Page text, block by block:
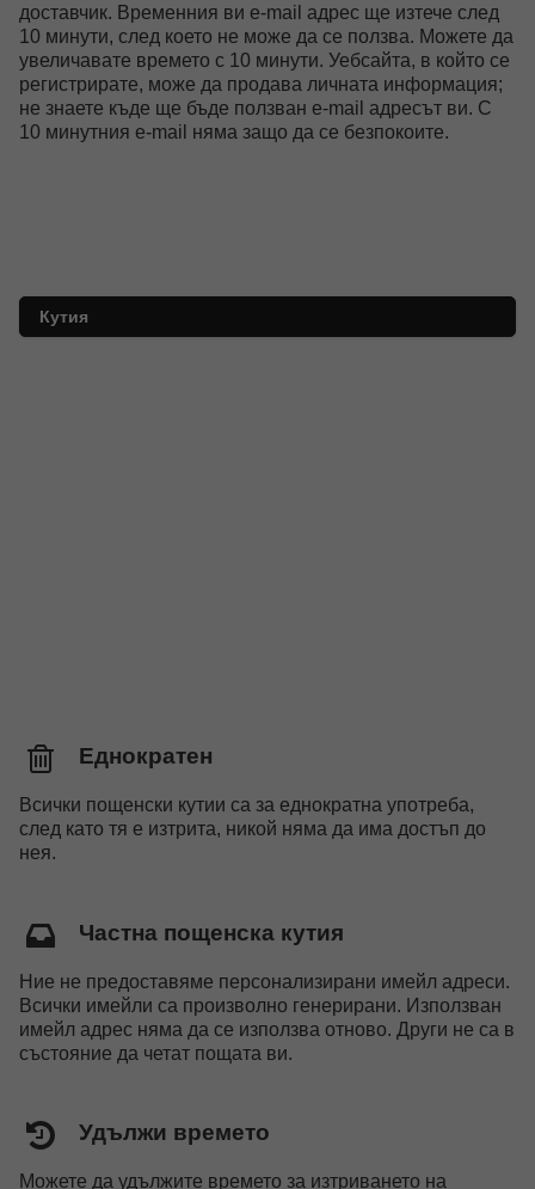
доставчик. Временния ви e-mail адрес ще изтече след
10 минути, след което не може да се ползва. Можете да
увеличавате времето с 10 минути. Уебсайта, в който се
регистрирате, може да продава личната информация;
не знаете къде ще бъде ползван e-mail адресът ви. С
10 минутния e-mail няма защо да се безпокоите.
Кутия
Еднократен
Всички пощенски кутии са за еднократна употреба,
след като тя е изтрита, никой няма да има достъп до
нея.
Частна пощенска кутия
Ние не предоставяме персонализирани имейл адреси.
Всички имейли са произволно генерирани. Използван
имейл адрес няма да се използва отново. Други не са в
състояние да четат пощата ви.
Удължи времето
Можете да удължите времето за изтриването на